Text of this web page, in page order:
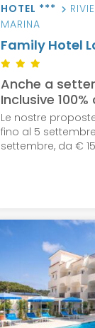
HOTEL ***
MARINA
Family Hotel
Anche a
Inclusive
Le nostre
fino al 5
settembre, da €